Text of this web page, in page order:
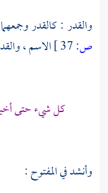
والقدر : كالقدر
ص:
الاسم ،
كل شيء حتى
وأنشد في المفتوح :